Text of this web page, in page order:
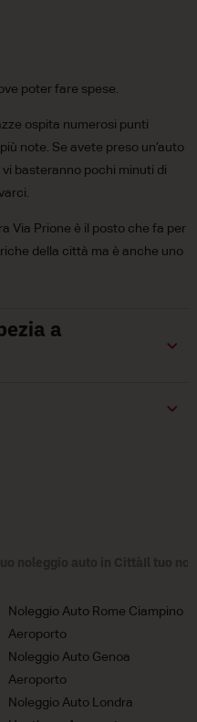
poter fare spese.
ospita numerosi punti
note. Se avete preso un’auto
vi basteranno pochi minuti di
Via Prione è il posto che fa per
della città ma è anche uno
a
Noleggio Auto Rome Ciampino
Aeroporto
Noleggio Auto Genoa
Aeroporto
Noleggio Auto Londra